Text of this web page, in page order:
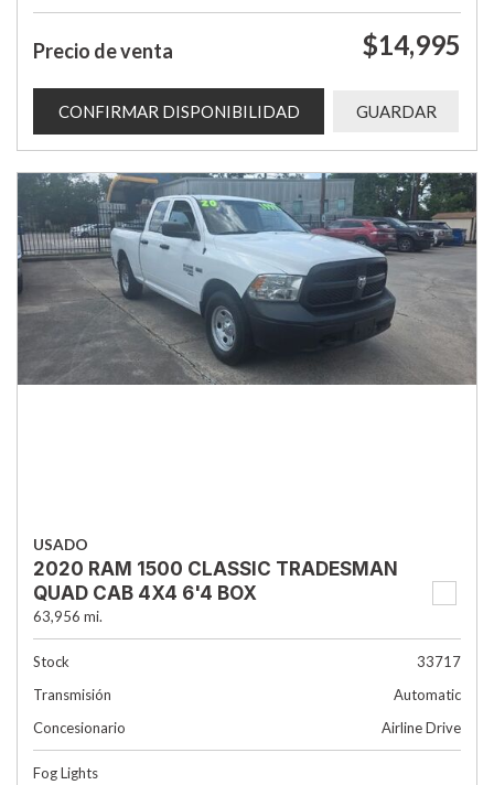
Precio de venta $14,995
CONFIRMAR DISPONIBILIDAD GUARDAR
USADO
2020 RAM 1500 CLASSIC TRADESMAN
QUAD CAB 4X4 6'4 BOX
63,956 mi.
Stock
33717
Transmisión
Automatic
Concesionario
Airline Drive
Fog Lights